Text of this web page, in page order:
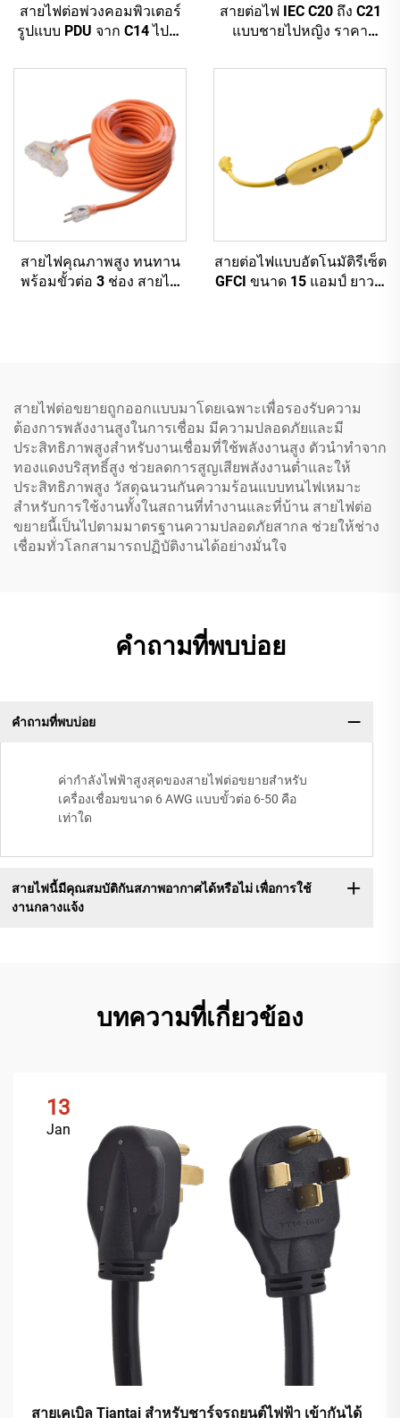
สายไฟต่อพ่วงคอมพิวเตอร์
รูปแบบ PDU จาก C14 ไปยัง
สายต่อไฟฟ้าคอมพิวเตอร์สี
IEC-320-C13
สายต่อไฟ IEC C20 ถึง C21
แบบชายไปหญิง ราคา
สำหรับ PDU/UPS
สายไฟคุณภาพสูง ทนทาน
พร้อมขั้วต่อ 3 ช่อง สายไฟ
สายต่อไฟแบบอัตโนมัติรีเซ็ต
GFCI ขนาด 15 แอมป์ ยาว 2
สายไฟต่อขยายถูกออกแบบมาโดยเฉพาะเพื่อรองรับความ
ต้องการพลังงานสูงในการเชื่อม มีความปลอดภัยและมี
ประสิทธิภาพสูงสำหรับงานเชื่อมที่ใช้พลังงานสูง ตัวนำทำจาก
ทองแดงบริสุทธิ์สูง ช่วยลดการสูญเสียพลังงานต่ำและให้
ประสิทธิภาพสูง วัสดุฉนวนกันความร้อนแบบทนไฟเหมาะ
สำหรับการใช้งานทั้งในสถานที่ทำงานและที่บ้าน สายไฟต่อ
ขยายนี้เป็นไปตามมาตรฐานความปลอดภัยสากล ช่วยให้ช่าง
เชื่อมทั่วโลกสามารถปฏิบัติงานได้อย่างมั่นใจ
คำถามที่พบบ่อย
คำถามที่พบบ่อย
ค่ากำลังไฟฟ้าสูงสุดของสายไฟต่อขยายสำหรับ
เครื่องเชื่อมขนาด 6 AWG แบบขั้วต่อ 6-50 คือ
เท่าใด
สายไฟนี้มีคุณสมบัติกันสภาพอากาศได้หรือไม่ เพื่อการใช้
งานกลางแจ้ง
บทความที่เกี่ยวข้อง
13
Jan
สายเคเบิล Tiantai สำหรับชาร์จรถยนต์ไฟฟ้า เข้ากันได้